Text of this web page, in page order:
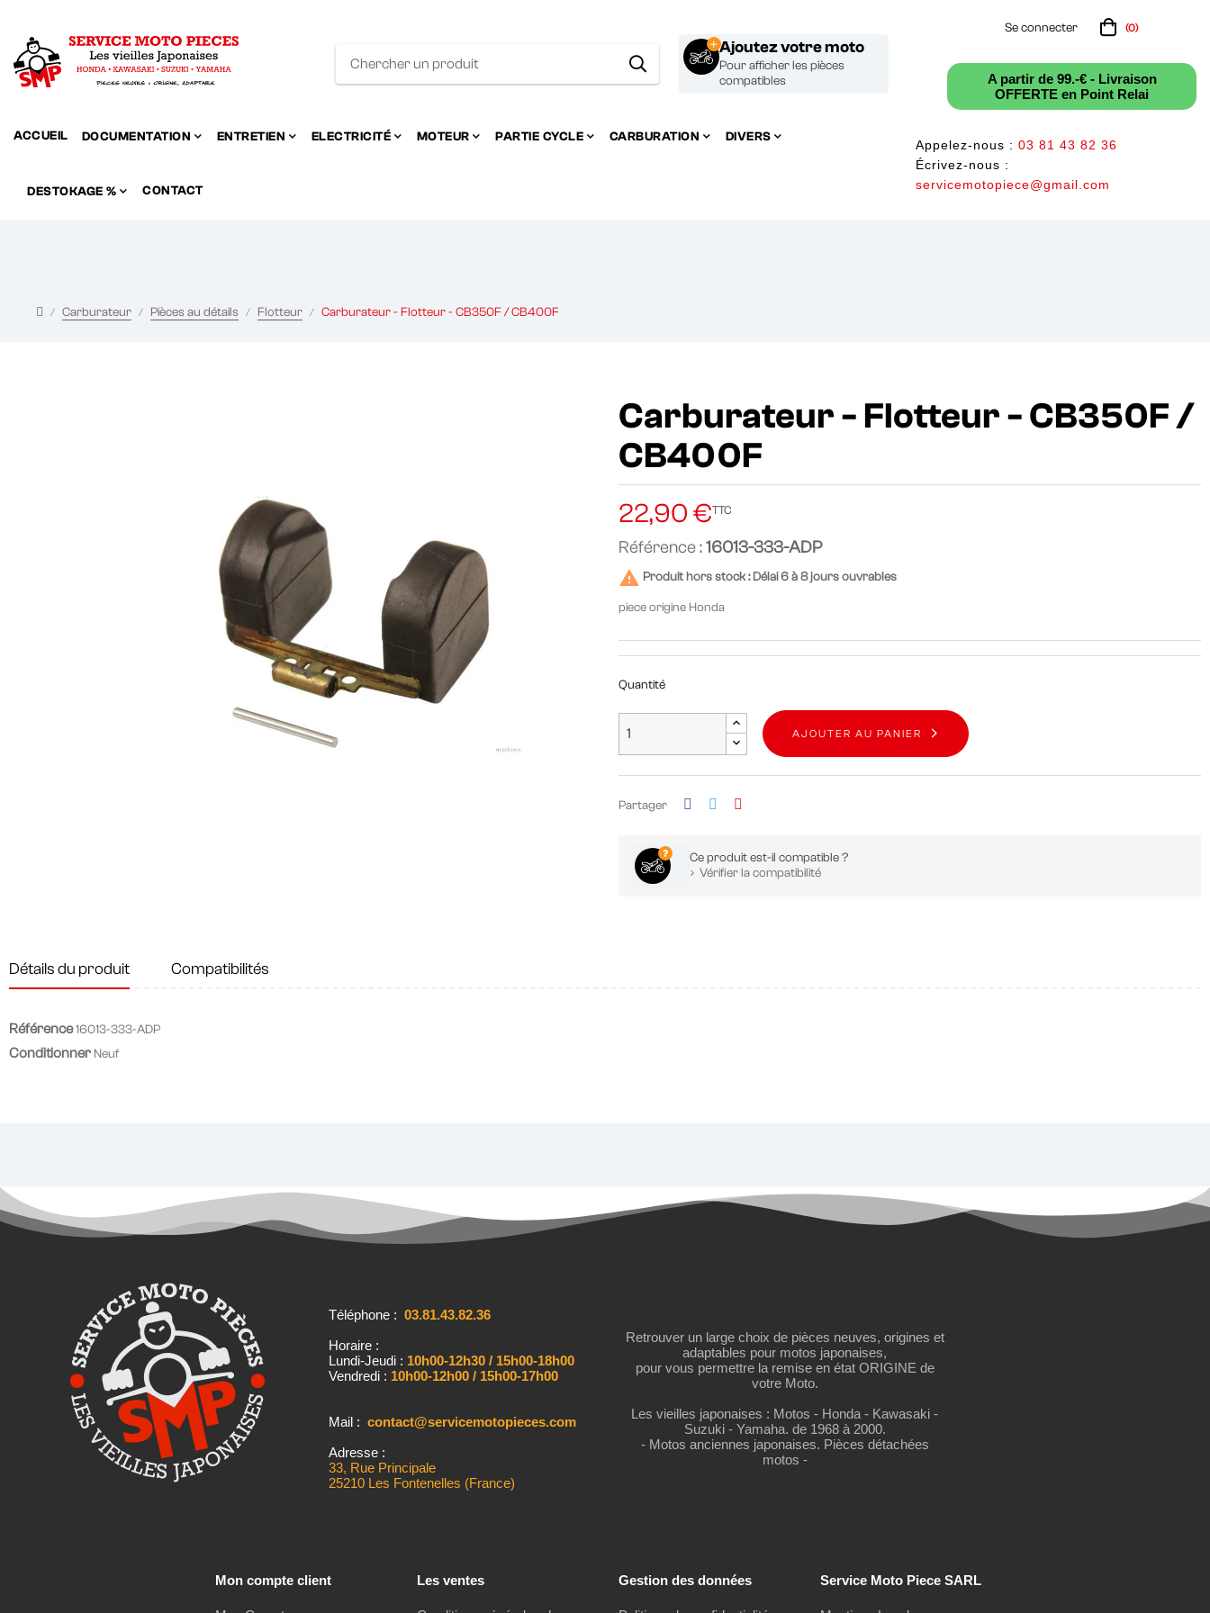
Ajoutez votre moto
Pour afficher les pièces
compatibles
Se connecter (0)
A partir de 99.-€ - Livraison
OFFERTE en Point Relai
ACCUEIL DOCUMENTATION ENTRETIEN ELECTRICITÉ MOTEUR PARTIE CYCLE CARBURATION DIVERS
DESTOKAGE % CONTACT
Appelez-nous : 03 81 43 82 36
Écrivez-nous :
servicemotopiece@gmail.com
Carburateur Pièces au détails Flotteur Carburateur - Flotteur - CB350F / CB400F
Carburateur - Flotteur - CB350F /
CB400F
22,90 €TTC
Référence :16013-333-ADP
 Produit hors stock : Délai 6 à 8 jours ouvrables
piece origine Honda
Quantité
AJOUTER AU PANIER
Partager
Ce produit est-il compatible ?
Vérifier la compatibilité
Détails du produit Compatibilités
Référence16013-333-ADP
Conditionner Neuf
Téléphone :03.81.43.82.36
Horaire :
Lundi-Jeudi : 10h00-12h30 / 15h00-18h00
Vendredi : 10h00-12h00 / 15h00-17h00
Mail : contact@servicemotopieces.com
Adresse :
33, Rue Principale
25210 Les Fontenelles (France)
Retrouver un large choix de pièces neuves, origines et
adaptables pour motos japonaises,
pour vous permettre la remise en état ORIGINE de
votre Moto.
Les vieilles japonaises : Motos - Honda - Kawasaki -
Suzuki - Yamaha. de 1968 à 2000.
- Motos anciennes japonaises. Pièces détachées
motos -
Mon compte client Les ventes Gestion des données Service Moto Piece SARL